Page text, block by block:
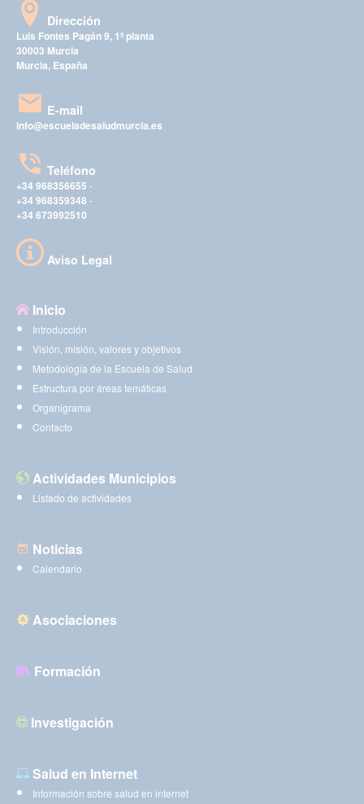
Dirección
Luis Fontes Pagán 9, 1ª planta
30003 Murcia
Murcia, España
E-mail
info@escueladesaludmurcia.es
Teléfono
+34 968356655 -
+34 968359348 -
+34 673992510
Aviso Legal
Inicio
Introducción
Visión, misión, valores y objetivos
Metodología de la Escuela de Salud
Estructura por áreas temáticas
Organigrama
Contacto
Actividades Municipios
Listado de actividades
Noticias
Calendario
Asociaciones
Formación
Investigación
Salud en Internet
Información sobre salud en internet